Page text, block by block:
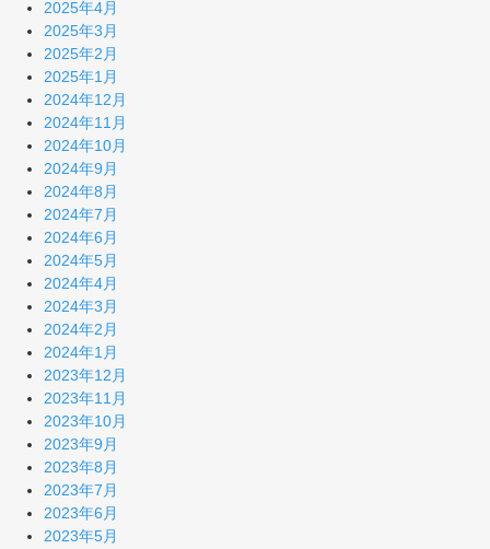
2025年4月
2025年3月
2025年2月
2025年1月
2024年12月
2024年11月
2024年10月
2024年9月
2024年8月
2024年7月
2024年6月
2024年5月
2024年4月
2024年3月
2024年2月
2024年1月
2023年12月
2023年11月
2023年10月
2023年9月
2023年8月
2023年7月
2023年6月
2023年5月